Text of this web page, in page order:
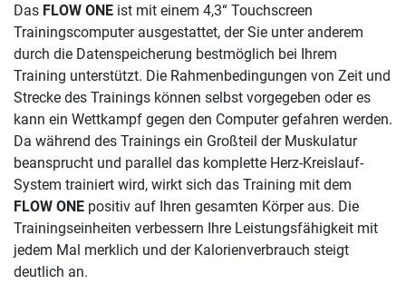
Das FLOW ONE ist mit einem 4,3“ Touchscreen
Trainingscomputer ausgestattet, der Sie unter anderem
durch die Datenspeicherung bestmöglich bei Ihrem
Training unterstützt. Die Rahmenbedingungen von Zeit und
Strecke des Trainings können selbst vorgegeben oder es
kann ein Wettkampf gegen den Computer gefahren werden.
Da während des Trainings ein Großteil der Muskulatur
beansprucht und parallel das komplette Herz-Kreislauf-
System trainiert wird, wirkt sich das Training mit dem
FLOW ONE positiv auf Ihren gesamten Körper aus. Die
Trainingseinheiten verbessern Ihre Leistungsfähigkeit mit
jedem Mal merklich und der Kalorienverbrauch steigt
deutlich an.